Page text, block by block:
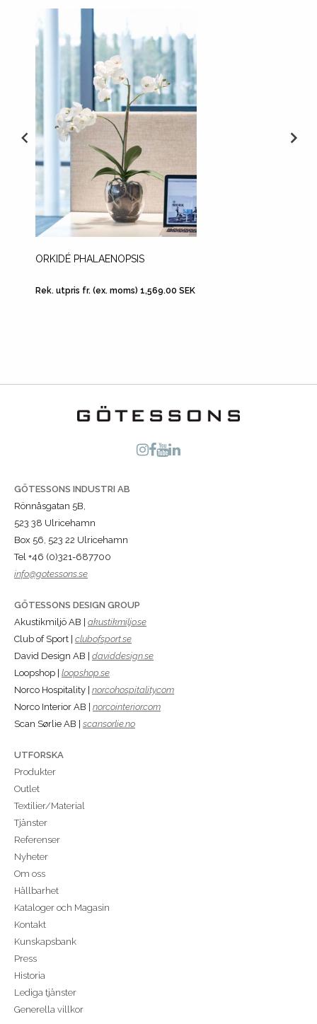
ORKIDÉ PHALAENOPSIS
Rek. utpris fr. (ex. moms) 1,569.00 SEK
GÖTESSONS INDUSTRI AB
Rönnåsgatan 5B,
523 38 Ulricehamn
Box 56, 523 22 Ulricehamn
Tel +46 (0)321-687700
info@gotessons.se
GÖTESSONS DESIGN GROUP
Akustikmiljö AB | akustikmiljo.se
Club of Sport | clubofsport.se
David Design AB | daviddesign.se
Loopshop | loopshop.se
Norco Hospitality | norcohospitality.com
Norco Interior AB | norcointerior.com
Scan Sørlie AB | scansorlie.no
UTFORSKA
Produkter
Outlet
Textilier/Material
Tjänster
Referenser
Nyheter
Om oss
Hållbarhet
Kataloger och Magasin
Kontakt
Kunskapsbank
Press
Historia
Lediga tjänster
Generella villkor